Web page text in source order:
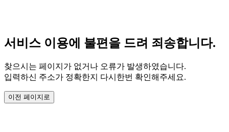
서비스 이용에 불편을 드려 죄송합니다.
찾으시는 페이지가 없거나 오류가 발생하였습니다.
입력하신 주소가 정확한지 다시한번 확인해주세요.
이전 페이지로